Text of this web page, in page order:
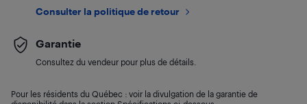
Consulter la politique de retour
Garantie
Consultez du vendeur pour plus de détails.
Pour les résidents du Québec : voir la divulgation de la garantie de